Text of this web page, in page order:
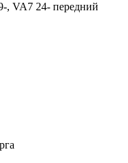
, VA7 24- передний